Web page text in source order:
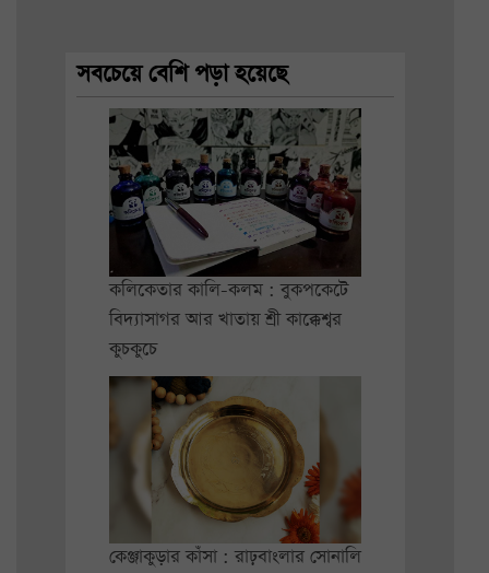
সবচেয়ে বেশি পড়া হয়েছে
কলিকেতার কালি-কলম : বুকপকেটে
বিদ্যাসাগর আর খাতায় শ্রী কাক্কেশ্বর
কুচকুচে
কেঞ্জাকুড়ার কাঁসা : রাঢ়বাংলার সোনালি